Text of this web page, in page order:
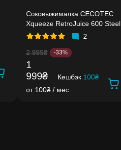
Соковыжималка CECOTEC
Xqueeze RetroJuice 600 Steel
2
2 999₴ -33%
1
999₴
Кешбэк 100₴
от 100₴ / мес